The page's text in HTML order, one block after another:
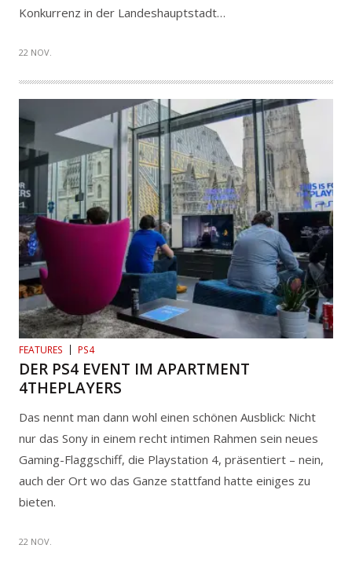
Konkurrenz in der Landeshauptstadt…
22 NOV.
FEATURES PS4
DER PS4 EVENT IM APARTMENT
4THEPLAYERS
Das nennt man dann wohl einen schönen Ausblick: Nicht
nur das Sony in einem recht intimen Rahmen sein neues
Gaming-Flaggschiff, die Playstation 4, präsentiert – nein,
auch der Ort wo das Ganze stattfand hatte einiges zu
bieten.
22 NOV.